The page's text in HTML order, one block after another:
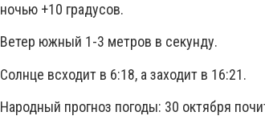
ночью +10 градусов.
Ветер южный 1-3 метров в секунду.
Солнце всходит в 6:18, а заходит в 16:21.
Народный прогноз погоды: 30 октября